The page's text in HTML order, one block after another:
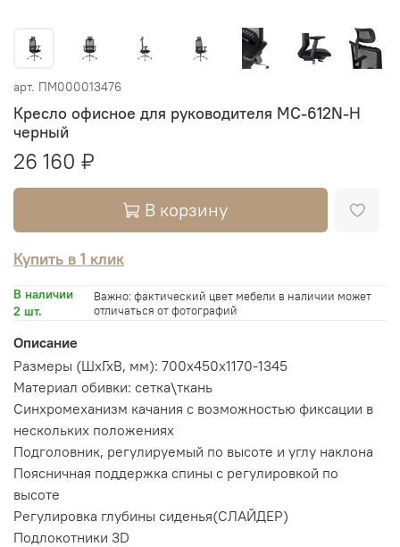
арт. ПМ000013476
Кресло офисное для руководителя MC-612N-H
черный
26 160 ₽
В корзину
Купить в 1 клик
В наличии
2 шт.
Важно: фактический цвет мебели в наличии может
отличаться от фотографий
Описание
Размеры (ШхГхВ, мм): 700х450х1170-1345
Материал обивки: сетка\ткань
Синхромеханизм качания с возможностью фиксации в
нескольких положениях
Подголовник, регулируемый по высоте и углу наклона
Поясничная поддержка спины с регулировкой по
высоте
Регулировка глубины сиденья(СЛАЙДЕР)
Подлокотники 3D